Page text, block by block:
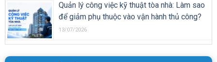
Quản lý công việc kỹ thuật tòa nhà: Làm sao
để giảm phụ thuộc vào vận hành thủ công?
13/07/2026